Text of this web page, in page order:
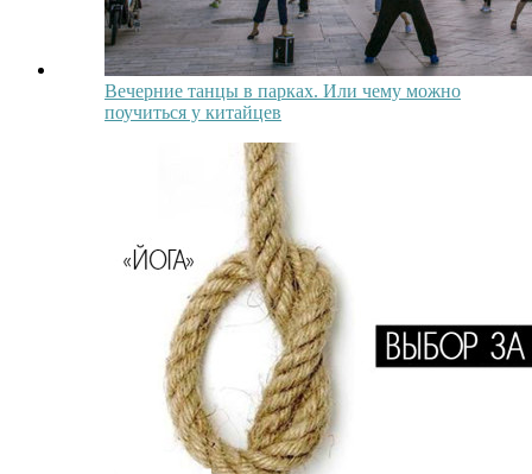
Вечерние танцы в парках. Или чему можно
поучиться у китайцев